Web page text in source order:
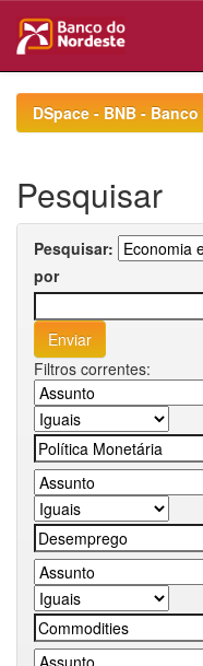
navigationDSpace - BNB -
Pesquisar
Pesquisar:
por
Filtros correntes: